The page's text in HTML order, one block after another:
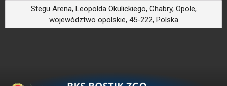
Stegu Arena, Leopolda Okulickiego, Chabry, Opole,
województwo opolskie, 45-222, Polska